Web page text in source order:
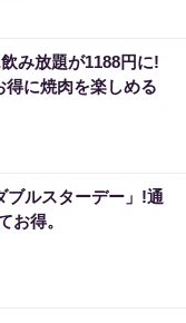
前に起こるサイン
）
っていること、教え
）
み放題が1188円に!
得に焼肉を楽しめる
ブルスターデー」!通
お得。